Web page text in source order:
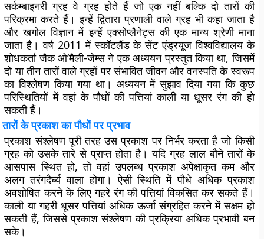
सर्कम्बाइनरी ग्रह वे ग्रह होते हैं जो एक नहीं बल्कि दो तारों की
परिक्रमा करते हैं। इन्हें द्वितारा प्रणाली वाले ग्रह भी कहा जाता है
और खगोल विज्ञान में इन्हें एक्सोप्लैनेट्स की एक मान्य श्रेणी माना
जाता है। वर्ष 2011 में स्कॉटलैंड के सेंट एंड्रयूज विश्वविद्यालय के
शोधकर्ता जैक ओ’मैली-जेम्स ने एक अध्ययन प्रस्तुत किया था, जिसमें
दो या तीन तारों वाले ग्रहों पर संभावित जीवन और वनस्पति के स्वरूप
का विश्लेषण किया गया था। अध्ययन में सुझाव दिया गया कि कुछ
परिस्थितियों में वहां के पौधों की पत्तियां काली या धूसर रंग की हो
सकती हैं।
तारों के प्रकाश का पौधों पर प्रभाव
प्रकाश संश्लेषण पूरी तरह उस प्रकाश पर निर्भर करता है जो किसी
ग्रह को उसके तारे से प्राप्त होता है। यदि ग्रह लाल बौने तारों के
आसपास स्थित हो, तो वहां उपलब्ध प्रकाश अपेक्षाकृत कम और
अलग तरंगदैर्घ्य वाला होगा। ऐसी स्थिति में पौधे अधिक प्रकाश
अवशोषित करने के लिए गहरे रंग की पत्तियां विकसित कर सकते हैं।
काली या गहरी धूसर पत्तियां अधिक ऊर्जा संग्रहित करने में सक्षम हो
सकती हैं, जिससे प्रकाश संश्लेषण की प्रक्रिया अधिक प्रभावी बन
सके।